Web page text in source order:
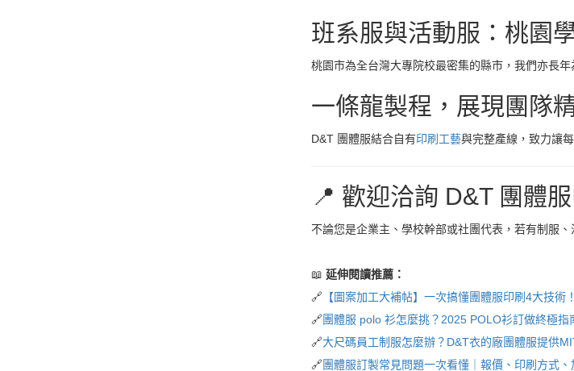
班系服與活動服：桃園
桃園市為全台灣大專院校最密集的縣市，我們亦長
一條龍製程，展現團隊
D&T 團體服結合自有印刷工藝與完整產線，致力讓
📍 歡迎洽詢 D&T 團體
不論您是企業主、學校幹部或社團代表，若有制服
📖 延伸閱讀推薦：
🔗【圖案加工大補帖】一次搞懂團體服印刷4大技術
🔗團體服 polo 衫怎麼挑？2025 POLO衫訂做終極指
🔗大尺碼員工制服怎麼辦？D&T衣的廠團體服提供
🔗團體服訂製常見問題一次看懂｜報價、印刷方式